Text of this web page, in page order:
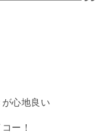
心地良い
ー！